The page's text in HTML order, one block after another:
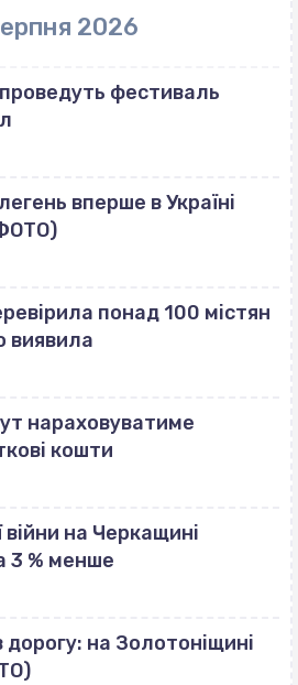
2026
фестиваль
вперше в Україні
понад 100 містян
виявила
нараховуватиме
кошти
війни на Черкащині
3 % менше
дорогу: на Золотоніщині